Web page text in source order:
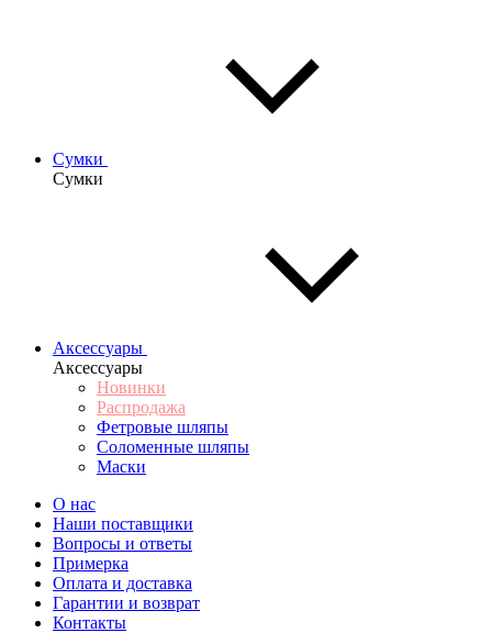
Сумки
Сумки
Аксессуары
Аксессуары
Новинки
Распродажа
Фетровые шляпы
Соломенные шляпы
Маски
О нас
Наши поставщики
Вопросы и ответы
Примерка
Оплата и доставка
Гарантии и возврат
Контакты